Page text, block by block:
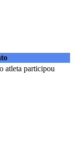
atleta participou